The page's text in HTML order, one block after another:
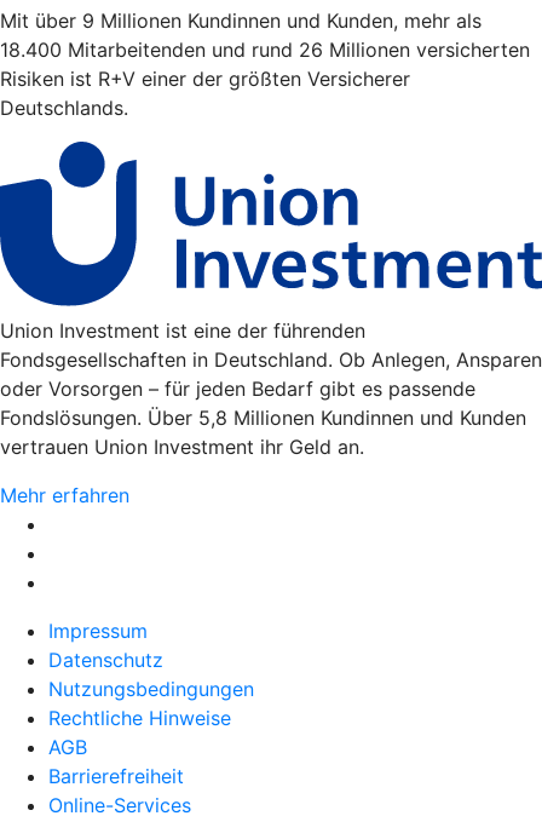
Mit über 9 Millionen Kundinnen und Kunden, mehr als
18.400 Mitarbeitenden und rund 26 Millionen versicherten
Risiken ist R+V einer der größten Versicherer
Deutschlands.
Union Investment ist eine der führenden
Fondsgesellschaften in Deutschland. Ob Anlegen, Ansparen
oder Vorsorgen – für jeden Bedarf gibt es passende
Fondslösungen. Über 5,8 Millionen Kundinnen und Kunden
vertrauen Union Investment ihr Geld an.
Mehr erfahren
Impressum
Datenschutz
Nutzungsbedingungen
Rechtliche Hinweise
AGB
Barrierefreiheit
Online-Services